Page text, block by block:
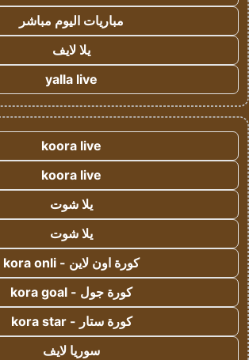
مباريات اليوم مباشر
يلا لايف
yalla live
koora live
koora live
يلا شوت
يلا شوت
كورة اون لاين - kora onli
كورة جول - kora goal
كورة ستار - kora star
سوريا لايف